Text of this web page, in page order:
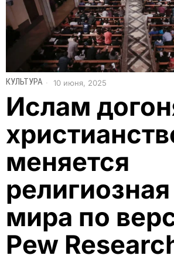
КУЛЬТУРА 10 июня, 2025
Ислам
меняется
мира по
Pew